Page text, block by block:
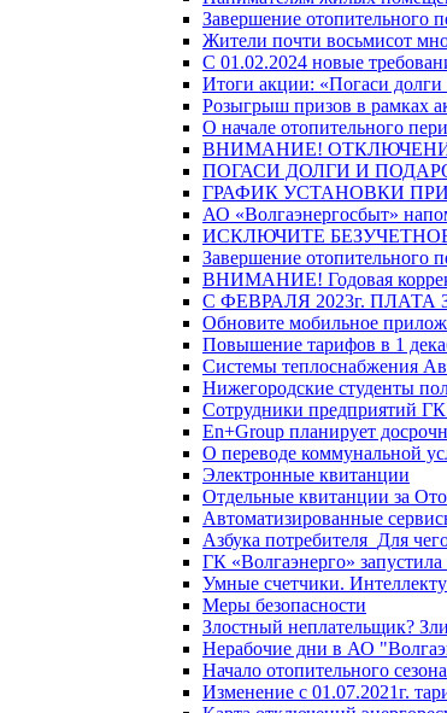
Завершение отопительного
Жители почти восьмисот
С 01.02.2024 новые
Итоги акции: «Погаси
Розыгрыш призов в рамках
О начале отопительного
ВНИМАНИЕ!
ПОГАСИ ДОЛГИ И
ГРАФИК УСТАНОВКИ
АО «Волгаэнергосбыт»
ИСКЛЮЧИТЕ
Завершение отопительного
ВНИМАНИЕ! Годовая
С ФЕВРАЛЯ 2023г.
Обновите мобильное
Повышение тарифов в 1
Системы теплоснабжения
Нижегородские студенты
Сотрудники предприятий
En+Group планирует
О переводе коммунальной
Электронные квитанции
Отдельные квитанции за
Автоматизированные
Азбука потребителя_Для
ГК «Волгаэнерго»
Умные счетчики.
Меры безопасности
Злостный неплательщик?
Нерабочие дни в АО
Начало отопительного
Изменение с 01.07.2021г.